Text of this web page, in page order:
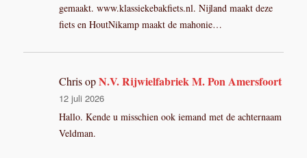
gemaakt. www.klassiekebakfiets.nl. Nijland maakt deze
fiets en HoutNikamp maakt de mahonie…
ChrisopN.V. Rijwielfabriek M. Pon Amersfoort
12 juli 2026
Hallo. Kende u misschien ook iemand met de achternaam
Veldman.